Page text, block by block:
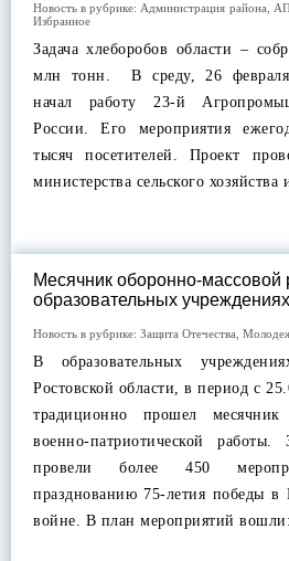
Новость в рубрике: Администрация района
Избранное
Задача хлеборобов области –
млн тонн. В среду, 26
начал работу 23-й
России. Его мероприятия
тысяч посетителей. Проект
министерства сельского хозяйства
Месячник оборонно-массовой
образовательных
Новость в рубрике: Защита Отечества
В образовательных
Ростовской области, в период с
традиционно прошел месячник
военно-патриотической
провели более 450
празднованию 75-летия победы в
войне. В план мероприятий